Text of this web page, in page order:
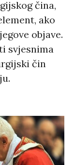
čina,
ako
objave.
svjesnima
čin